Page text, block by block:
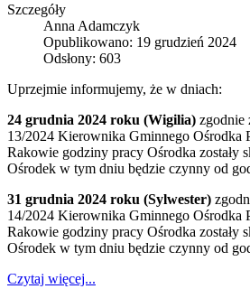
Szczegóły
Anna Adamczyk
Opublikowano: 19 grudzień 2024
Odsłony: 603
Uprzejmie informujemy, że w dniach:
24 grudnia 2024 roku (Wigilia) zgodnie
13/2024 Kierownika Gminnego Ośrodka
Rakowie godziny pracy Ośrodka zostały
Ośrodek w tym dniu będzie czynny od
31 grudnia 2024 roku (Sylwester)
14/2024 Kierownika Gminnego Ośrodka
Rakowie godziny pracy Ośrodka zostały
Ośrodek w tym dniu będzie czynny od
Czytaj więcej...